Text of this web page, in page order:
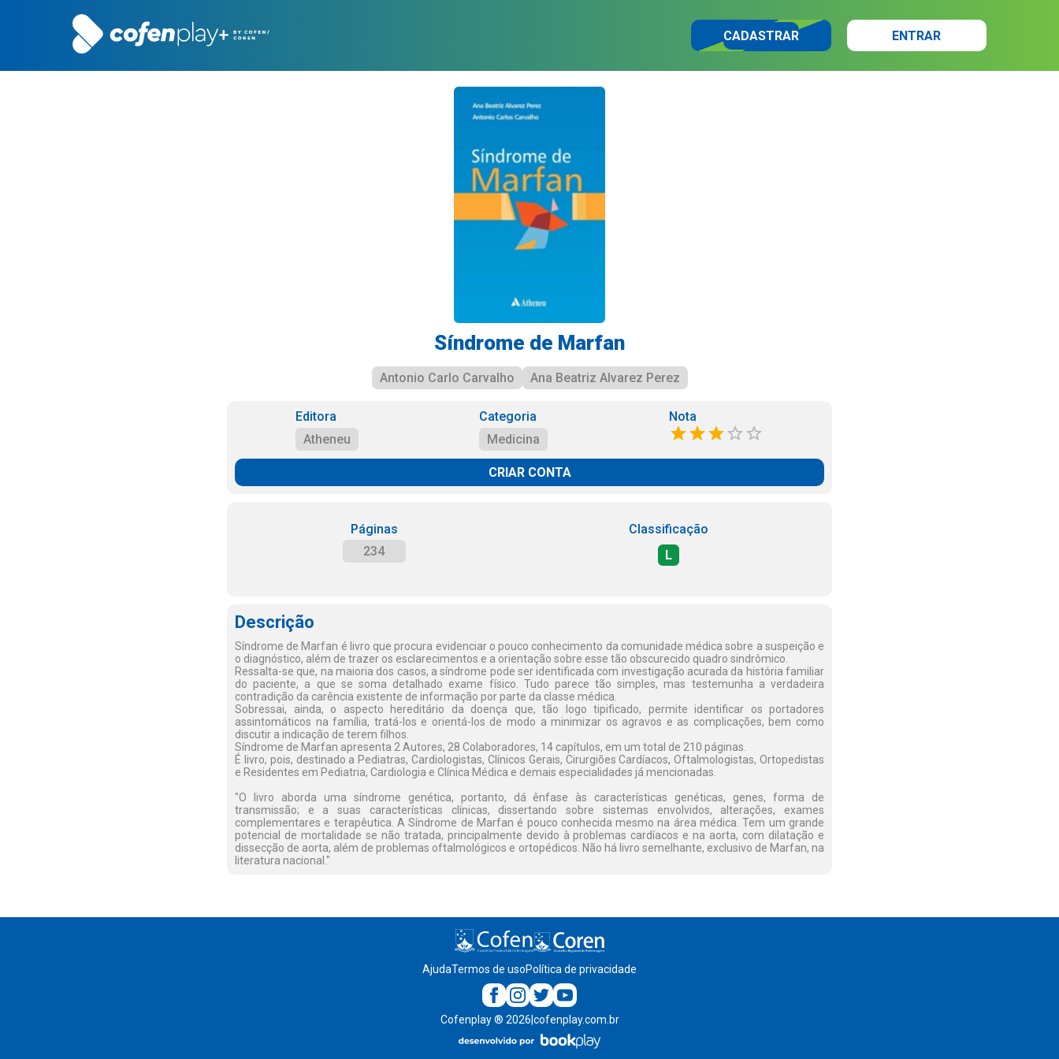
CADASTRAR ENTRAR
Síndrome de Marfan
Antonio Carlo Carvalho Ana Beatriz Alvarez Perez
Editora
Atheneu
Categoria
Medicina
Nota
CRIAR CONTA
Páginas
234
Classificação
L
Descrição
Síndrome de Marfan é livro que procura evidenciar o pouco conhecimento da comunidade médica sobre a suspeição e
o diagnóstico, além de trazer os esclarecimentos e a orientação sobre esse tão obscurecido quadro sindrômico.
Ressalta-se que, na maioria dos casos, a síndrome pode ser identificada com investigação acurada da história familiar
do paciente, a que se soma detalhado exame físico. Tudo parece tão simples, mas testemunha a verdadeira
contradição da carência existente de informação por parte da classe médica.
Sobressai, ainda, o aspecto hereditário da doença que, tão logo tipificado, permite identificar os portadores
assintomáticos na família, tratá-los e orientá-los de modo a minimizar os agravos e as complicações, bem como
discutir a indicação de terem filhos.
Síndrome de Marfan apresenta 2 Autores, 28 Colaboradores, 14 capítulos, em um total de 210 páginas.
É livro, pois, destinado a Pediatras, Cardiologistas, Clínicos Gerais, Cirurgiões Cardíacos, Oftalmologistas, Ortopedistas
e Residentes em Pediatria, Cardiologia e Clínica Médica e demais especialidades já mencionadas.
"O livro aborda uma síndrome genética, portanto, dá ênfase às características genéticas, genes, forma de
transmissão; e a suas características clínicas, dissertando sobre sistemas envolvidos, alterações, exames
complementares e terapêutica. A Síndrome de Marfan é pouco conhecida mesmo na área médica. Tem um grande
potencial de mortalidade se não tratada, principalmente devido à problemas cardíacos e na aorta, com dilatação e
dissecção de aorta, além de problemas oftalmológicos e ortopédicos. Não há livro semelhante, exclusivo de Marfan, na
literatura nacional."
AjudaTermos de usoPolítica de privacidade
Cofenplay® 2026 cofenplay.com.br